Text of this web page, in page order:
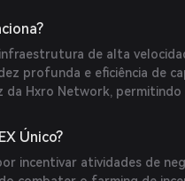
de alta
profunda e eficiência de
Hxro Network, permitindo
e produtos de futuros
( pepperdex.gitbook.io
Único?
incentivar atividades de